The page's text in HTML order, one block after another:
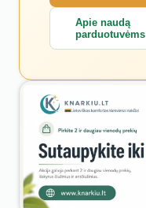
Apie naudą
parduotuvėms